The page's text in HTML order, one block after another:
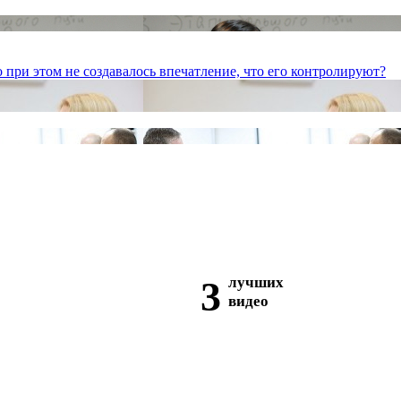
этом не создавалось впечатление, что его контролируют?
3 лучших
видео